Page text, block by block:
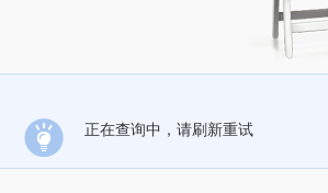
正在查询中，请刷新重试